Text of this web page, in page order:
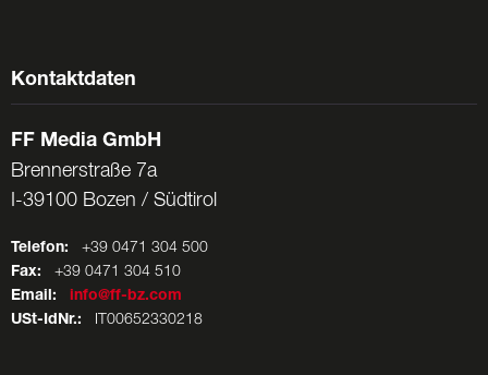
Kontaktdaten
FF Media GmbH
Brennerstraße 7a
I-39100 Bozen / Südtirol
Telefon: +39 0471 304 500
Fax: +39 0471 304 510
Email:
info@ff-bz.com
USt-IdNr.: IT00652330218